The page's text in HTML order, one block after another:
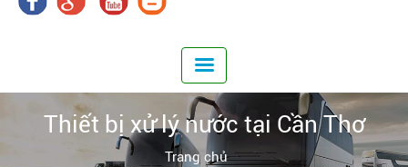
Thiết bị xử lý nước tại Cần Thơ
Trang chủ